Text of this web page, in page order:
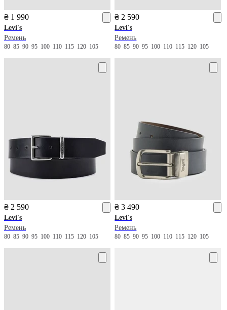
₴ 1 990
Levi's
Ремень
80 85 90 95 100 110 115 120 105
₴ 2 590
Levi's
Ремень
80859095 100 110 115 120 105
₴ 2 590
Levi's
Ремень
80 85 90 95 100 110 115 120 105
₴ 3 490
Levi's
Ремень
80859095 100 110 115 120 105